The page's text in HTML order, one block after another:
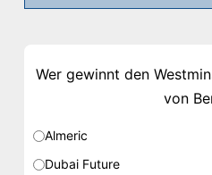
Wer gewinnt den
von
Almeric
Dubai Future